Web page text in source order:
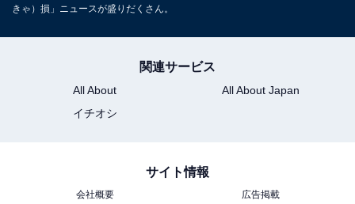
きゃ）損」ニュースが盛りだくさん。
関連サービス
All About
All About Japan
イチオシ
サイト情報
会社概要
広告掲載